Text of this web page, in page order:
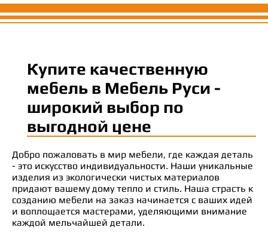
Купите качественную
мебель в Мебель Руси -
широкий выбор по
выгодной цене
Добро пожаловать в мир мебели, где каждая деталь
- это искусство индивидуальности. Наши уникальные
изделия из экологически чистых материалов
придают вашему дому тепло и стиль. Наша страсть к
созданию мебели на заказ начинается с ваших идей
и воплощается мастерами, уделяющими внимание
каждой мельчайшей детали.